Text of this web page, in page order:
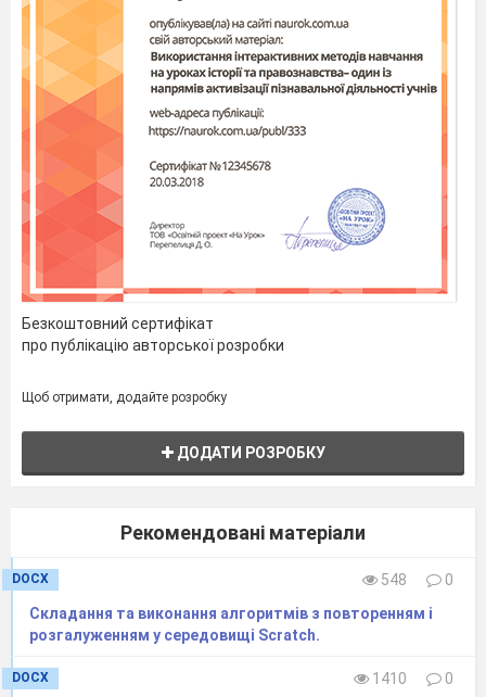
Безкоштовний сертифікат
про публікацію авторської розробки
Щоб отримати, додайте розробку
ДОДАТИ РОЗРОБКУ
Рекомендовані матеріали
DOCX 548
0
Складання та виконання алгоритмів з повторенням і
розгалуженням у середовищі Scratch.
DOCX 1410
0